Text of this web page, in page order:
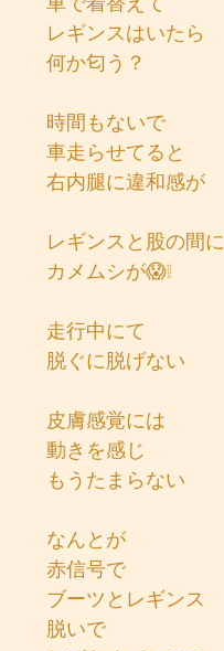
レギンスはいたら
何か匂う？
時間もないで
車走らせてると
右内腿に違和感が
レギンスと股の間に
カメムシが😱❕
走行中にて
脱ぐに脱げない
皮膚感覚には
動きを感じ
もうたまらない
なんとが
赤信号で
ブーツとレギンス
脱いで